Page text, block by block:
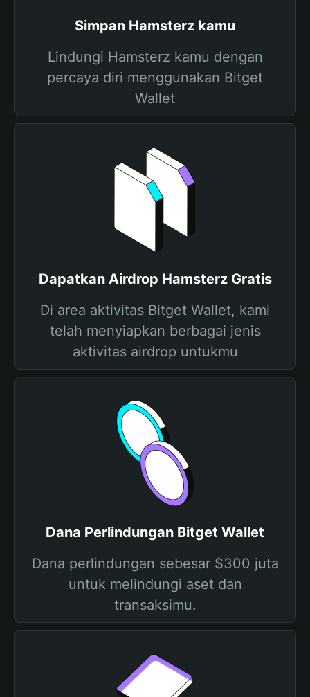
Simpan Hamsterz kamu
Lindungi Hamsterz kamu dengan
percaya diri menggunakan Bitget
Wallet
Dapatkan Airdrop Hamsterz Gratis
Di area aktivitas Bitget Wallet, kami
telah menyiapkan berbagai jenis
aktivitas airdrop untukmu
Dana Perlindungan Bitget Wallet
Dana perlindungan sebesar $300 juta
untuk melindungi aset dan
transaksimu.